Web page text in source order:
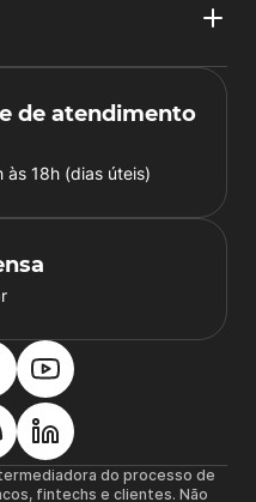
de atendimento
às 18h (dias úteis)
do processo de
fintechs e clientes. Não